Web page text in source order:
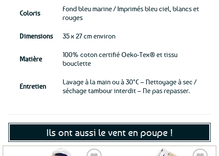
Coloris
Fond bleu marine / Imprimés bleu ciel, blancs et
rouges
Dimensions 35 x 27 cm environ
Matière
100% coton certifié Oeko-Tex® et tissu
bouclette
Entretien
Lavage à la main ou à 30°C – Nettoyage à sec /
séchage tambour interdit – Ne pas repasser.
Ils ont aussi le vent en poupe !